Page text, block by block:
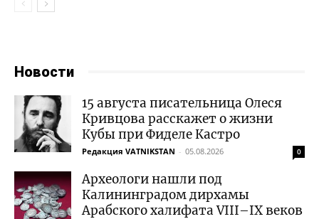
Новости
15 августа писательница Олеся
Кривцова расскажет о жизни
Кубы при Фиделе Кастро
Редакция VATNIKSTAN - 05.08.2026 0
Археологи нашли под
Калининградом дирхамы
Арабского халифата VIII–IX веков